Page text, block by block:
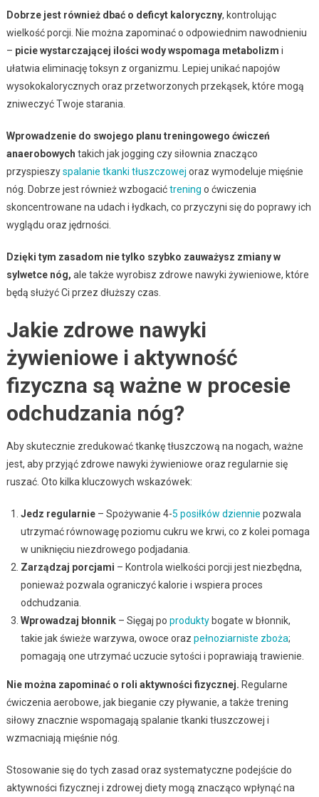
Dobrze jest również dbać o deficyt kaloryczny, kontrolując
wielkość porcji. Nie można zapominać o odpowiednim nawodnieniu
– picie wystarczającej ilości wody wspomaga metabolizm i
ułatwia eliminację toksyn z organizmu. Lepiej unikać napojów
wysokokalorycznych oraz przetworzonych przekąsek, które mogą
zniweczyć Twoje starania.
Wprowadzenie do swojego planu treningowego ćwiczeń
anaerobowych takich jak jogging czy siłownia znacząco
przyspieszyspalanie tkanki tłuszczowej oraz wymodeluje mięśnie
nóg. Dobrze jest również wzbogacićtrening o ćwiczenia
skoncentrowane na udach i łydkach, co przyczyni się do poprawy ich
wyglądu oraz jędrności.
Dzięki tym zasadom nie tylko szybko zauważysz zmiany w
sylwetce nóg, ale także wyrobisz zdrowe nawyki żywieniowe, które
będą służyć Ci przez dłuższy czas.
Jakie zdrowe nawyki
żywieniowe i aktywność
fizyczna są ważne w procesie
odchudzania nóg?
Aby skutecznie zredukować tkankę tłuszczową na nogach, ważne
jest, aby przyjąć zdrowe nawyki żywieniowe oraz regularnie się
ruszać. Oto kilka kluczowych wskazówek:
Jedz regularnie– Spożywanie 4-5 posiłków dziennie pozwala
utrzymać równowagę poziomu cukru we krwi, co z kolei pomaga
w uniknięciu niezdrowego podjadania.
Zarządzaj porcjami – Kontrola wielkości porcji jest niezbędna,
ponieważ pozwala ograniczyć kalorie i wspiera proces
odchudzania.
Wprowadzaj błonnik– Sięgaj po produktybogate w błonnik,
takie jak świeże warzywa, owoce oraz pełnoziarniste zboża;
pomagają one utrzymać uczucie sytości i poprawiają trawienie.
Nie można zapominać o roli aktywności fizycznej. Regularne
ćwiczenia aerobowe, jak bieganie czy pływanie, a także trening
siłowy znacznie wspomagają spalanie tkanki tłuszczowej i
wzmacniają mięśnie nóg.
Stosowanie się do tych zasad oraz systematyczne podejście do
aktywności fizycznej i zdrowej diety mogą znacząco wpłynąć na